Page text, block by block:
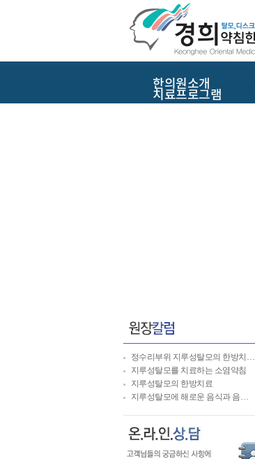
한의원소개
치료프로그램
정수리부위 지루성탈모의 한방치…
지루성탈모를 치료하는 소염약침
지루성탈모의 한방치료
지루성탈모에 해로운 음식과 음…